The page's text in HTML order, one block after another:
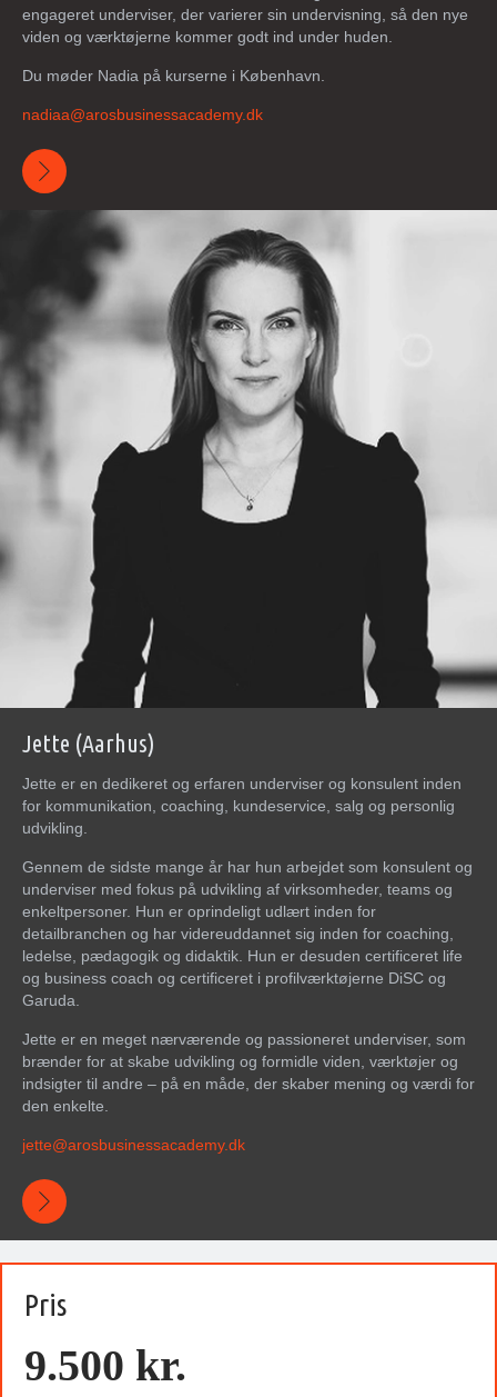
engageret underviser, der varierer sin undervisning, så den nye
viden og værktøjerne kommer godt ind under huden.
Du møder Nadia på kurserne i København.
nadiaa@arosbusinessacademy.dk
Jette (Aarhus)
Jette er en dedikeret og erfaren underviser og konsulent inden
for kommunikation, coaching, kundeservice, salg og personlig
udvikling.
Gennem de sidste mange år har hun arbejdet som konsulent og
underviser med fokus på udvikling af virksomheder, teams og
enkeltpersoner. Hun er oprindeligt udlært inden for
detailbranchen og har videreuddannet sig inden for coaching,
ledelse, pædagogik og didaktik. Hun er desuden certificeret life
og business coach og certificeret i profilværktøjerne DiSC og
Garuda.
Jette er en meget nærværende og passioneret underviser, som
brænder for at skabe udvikling og formidle viden, værktøjer og
indsigter til andre – på en måde, der skaber mening og værdi for
den enkelte.
jette@arosbusinessacademy.dk
Pris
9.500 kr.